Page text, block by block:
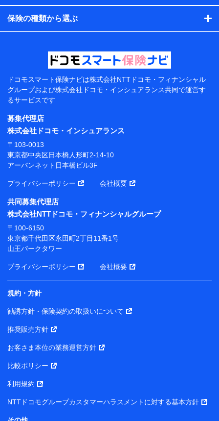
す。）
上記に係る案内・手続き・管理等付帯業務を行うため
【当該個人データの管理について責任を有する者の名
称・住所・代表者名】
当該個人データを取り扱う各共同利用者（詳細は次のと
東京都千代田区永田町2丁目11番1号 山王パークタワー
株式会社NTTドコモ 代表取締役社長 前田 義晃
東京都中央区日本橋人形町2-14-10 アーバンネット日
本橋ビル 3F
長 吉村 忠義
※ 当社および株式会社NTTドコモは、お客さまの情報
を利用させていただくにあたっては、「NTTドコモ パー
ソナルデータ憲章」に定める行動原則を順守します 。
※ パーソナルデータダッシュボードの「第三者提供の
管理」の設定状態にかかわらず、共同利用する場合があ
※ dポイントクラブ会員ではないお客さま（2019年12
月11日以降、一度もdポイントクラブ会員であったこと
がないお客さまに限る）に関する、2019年12月10日以
に限って共同利用します。
との間で、以下のとおり個人データを共同利用しま
【共同して利用される利用データの項目】
プがサービス提供等を通じて取得した、以下の情報など
保険の種類から選ぶ
ドコモスマート保険ナビは株式会社NTTドコモ・フィナンシャル
グループおよび株式会社ドコモ・インシュアランス共同で運営す
るサービスです
募集代理店
株式会社ドコモ・インシュアランス
〒103-0013
東京都中央区日本橋人形町2-14-10
アーバンネット日本橋ビル3F
プライバシーポリシー 会社概要
共同募集代理店
株式会社NTTドコモ・フィナンシャルグループ
〒100-6150
東京都千代田区永田町2丁目11番1号
山王パークタワー
プライバシーポリシー 会社概要
規約・方針
勧誘方針・保険契約の取扱いについて
推奨販売方針
お客さま本位の業務運営方針
比較ポリシー
利用規約
NTTドコモグループカスタマーハラスメントに対する基本方針